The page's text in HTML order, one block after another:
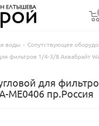
воды - Сопутствующее
фильтров 1/4-3/8 Аквабрайт
для
ME0406 пр.Россия